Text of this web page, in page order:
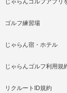
じゃらんゴルフアプリ
ゴルフ練習場
じゃらん宿・ホテル
じゃらんゴルフ利用規
リクルートID規約